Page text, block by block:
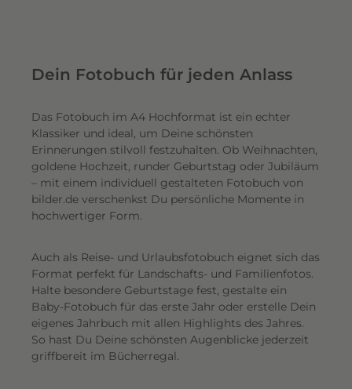
Dein Fotobuch für jeden Anlass
Das Fotobuch im A4 Hochformat ist ein echter
Klassiker und ideal, um Deine schönsten
Erinnerungen stilvoll festzuhalten. Ob Weihnachten,
goldene Hochzeit, runder Geburtstag oder Jubiläum
– mit einem individuell gestalteten Fotobuch von
bilder.de verschenkst Du persönliche Momente in
hochwertiger Form.
Auch als Reise- und Urlaubsfotobuch eignet sich das
Format perfekt für Landschafts- und Familienfotos.
Halte besondere Geburtstage fest, gestalte ein
Baby-Fotobuch für das erste Jahr oder erstelle Dein
eigenes Jahrbuch mit allen Highlights des Jahres.
So hast Du Deine schönsten Augenblicke jederzeit
griffbereit im Bücherregal.